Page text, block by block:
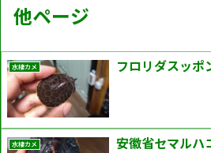
他ページ
水棲カメ
水棲カメ 安徽省セマル